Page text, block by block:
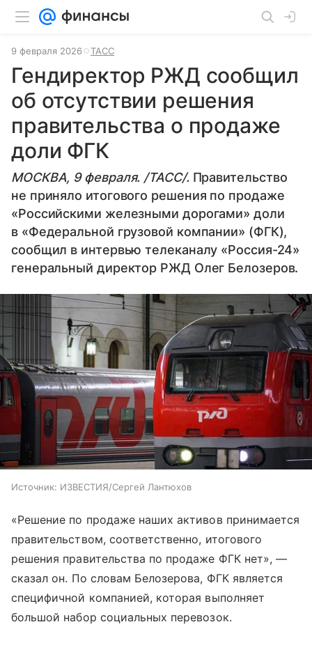
9 февраля 2026 ТАСС
Гендиректор РЖД сообщил
об отсутствии решения
правительства о продаже
доли ФГК
МОСКВА, 9 февраля. /ТАСС/. Правительство
не приняло итогового решения по продаже
«Российскими железными дорогами» доли
в «Федеральной грузовой компании» (ФГК),
сообщил в интервью телеканалу «Россия-24»
генеральный директор РЖД Олег Белозеров.
Источник: ИЗВЕСТИЯ/Сергей Лантюхов
«Решение по продаже наших активов принимается
правительством, соответственно, итогового
решения правительства по продаже ФГК нет», —
сказал он. По словам Белозерова, ФГК является
специфичной компанией, которая выполняет
большой набор социальных перевозок.